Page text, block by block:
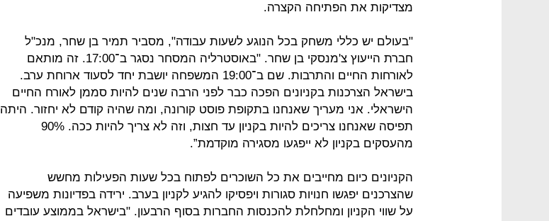
מצדיקות את הפתיחה הקצרה.
"בעולם יש כללי משחק בכל הנוגע לשעות עבודה", מסביר תמיר בן שחר, מנכ"ל
חברת הייעוץ צ'מנסקי בן שחר. "באוסטרליה המסחר נסגר ב־17:00. זה מותאם
לאורחות החיים והתרבות. שם ב־19:00 המשפחה יושבת יחד לסעוד ארוחת ערב.
בישראל הצרכנות בקניונים הפכה כבר לפני הרבה שנים להיות סממן לאורח החיים
הישראלי. אני מעריך שאנחנו בתקופת פוסט קורונה, ומה שהיה קודם לא יחזור. היתה
תפיסה שאנחנו צריכים להיות בקניון עד חצות, וזה לא צריך להיות ככה. 90%
מהעסקים בקניון לא ייפגעו מסגירה מוקדמת”.
הקניונים כיום מחייבים את כל השוכרים לפתוח בכל שעות הפעילות מחשש
שהצרכנים יפגשו חנויות סגורות ויפסיקו להגיע לקניון בערב. ירידה בפדיונות משפיעה
על שווי הקניון ומחלחלת להכנסות החברות בסוף הרבעון. "בישראל בממוצע עובדים